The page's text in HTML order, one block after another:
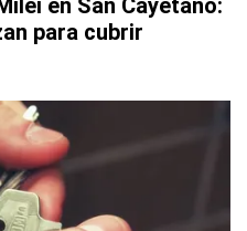
en San Cayetano:
para cubrir